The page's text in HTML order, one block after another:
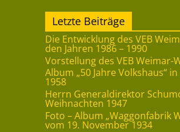
Letzte Beiträge
Die Entwicklung des VEB
den Jahren 1986 – 1990
Vorstellung des VEB Weimar-
Album „50 Jahre Volkshaus“
1958
Herrn Generaldirektor
Weihnachten 1947
Foto – Album „Waggonfabrik
vom 19. November 1934